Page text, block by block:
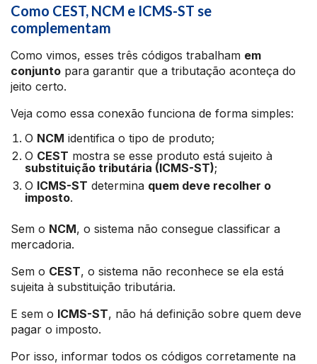
Como CEST, NCM e ICMS-ST se
complementam
Como vimos, esses três códigos trabalham em
conjunto para garantir que a tributação aconteça do
jeito certo.
Veja como essa conexão funciona de forma simples:
O NCM identifica o tipo de produto;
O CEST mostra se esse produto está sujeito à
substituição tributária (ICMS-ST);
O ICMS-ST determina quem deve recolher o
imposto.
Sem o NCM, o sistema não consegue classificar a
mercadoria.
Sem o CEST, o sistema não reconhece se ela está
sujeita à substituição tributária.
E sem o ICMS-ST, não há definição sobre quem deve
pagar o imposto.
Por isso, informar todos os códigos corretamente na